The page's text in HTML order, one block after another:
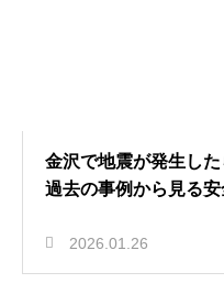
金沢で地震が発生し
過去の事例から見る
2026.01.26